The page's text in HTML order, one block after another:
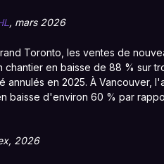
, mars 2026
Toronto, les ventes de
en baisse de 88 % sur
en 2025. À Vancouver,
baisse d'environ 60 % par
2026